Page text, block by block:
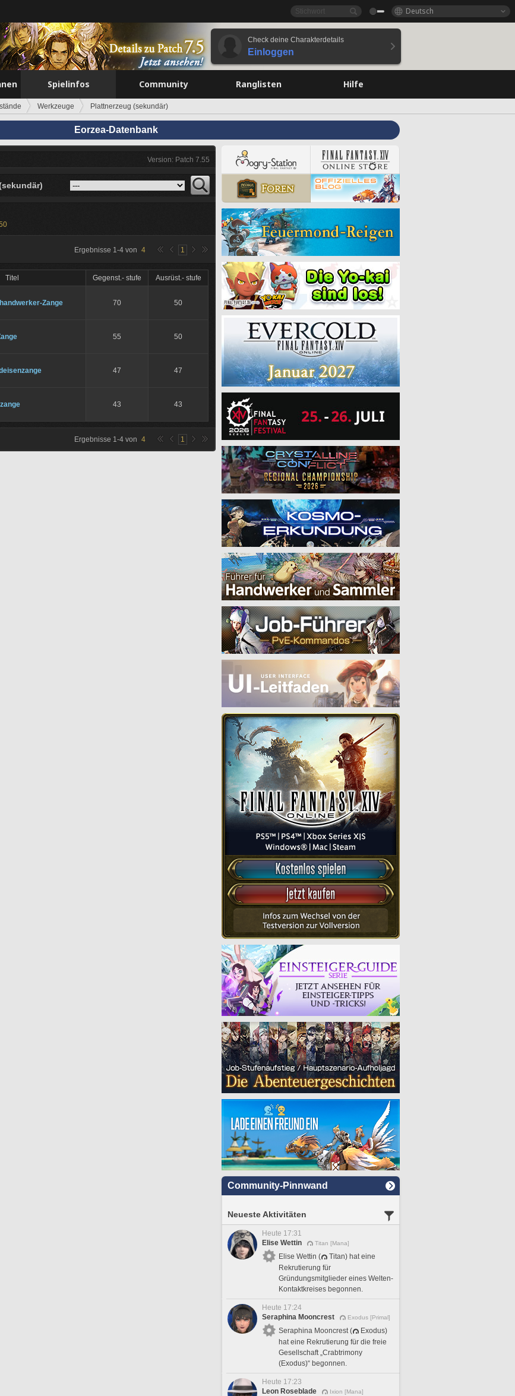
Deutsch
Check deine Charakterdetails
Einloggen
Spielinfos Community Ranglisten Hilfe
Werkzeuge Plattnerzeug (sekundär)
Eorzea-Datenbank
Version: Patch 7.55
Ergebnisse 1-4 von 4 1
Titel Gegenst.- stufe Ausrüst.- stufe
Zange 70 50
55 50
47 47
43 43
Ergebnisse 1-4 von 4 1
Community-Pinnwand
Neueste Aktivitäten
Heute 17:31
Elise Wettin
Titan [Mana]
Elise Wettin (
Titan) hat eine
Rekrutierung für
Gründungsmitglieder eines Welten-
Kontaktkreises begonnen.
Heute 17:24
Seraphina Mooncrest
Exodus [Primal]
Seraphina Mooncrest (
Exodus)
hat eine Rekrutierung für die freie
Gesellschaft „Crabtrimony
(Exodus)“ begonnen.
Heute 17:23
Leon Roseblade
Ixion [Mana]